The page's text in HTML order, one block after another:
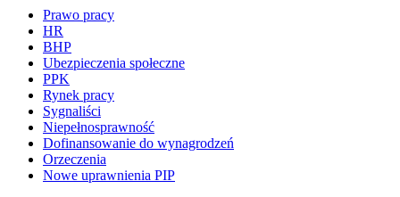
Prawo pracy
HR
BHP
Ubezpieczenia społeczne
PPK
Rynek pracy
Sygnaliści
Niepełnosprawność
Dofinansowanie do wynagrodzeń
Orzeczenia
Nowe uprawnienia PIP